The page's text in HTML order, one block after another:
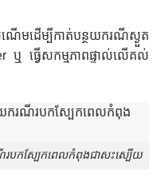
ដើម្បីកាត់បន្ថយករណីស្ងួត
ធ្វើសកម្មភាពផ្ទាល់លើគល់
របកស្បែកពេលកំពុងជាសះស្បើយ